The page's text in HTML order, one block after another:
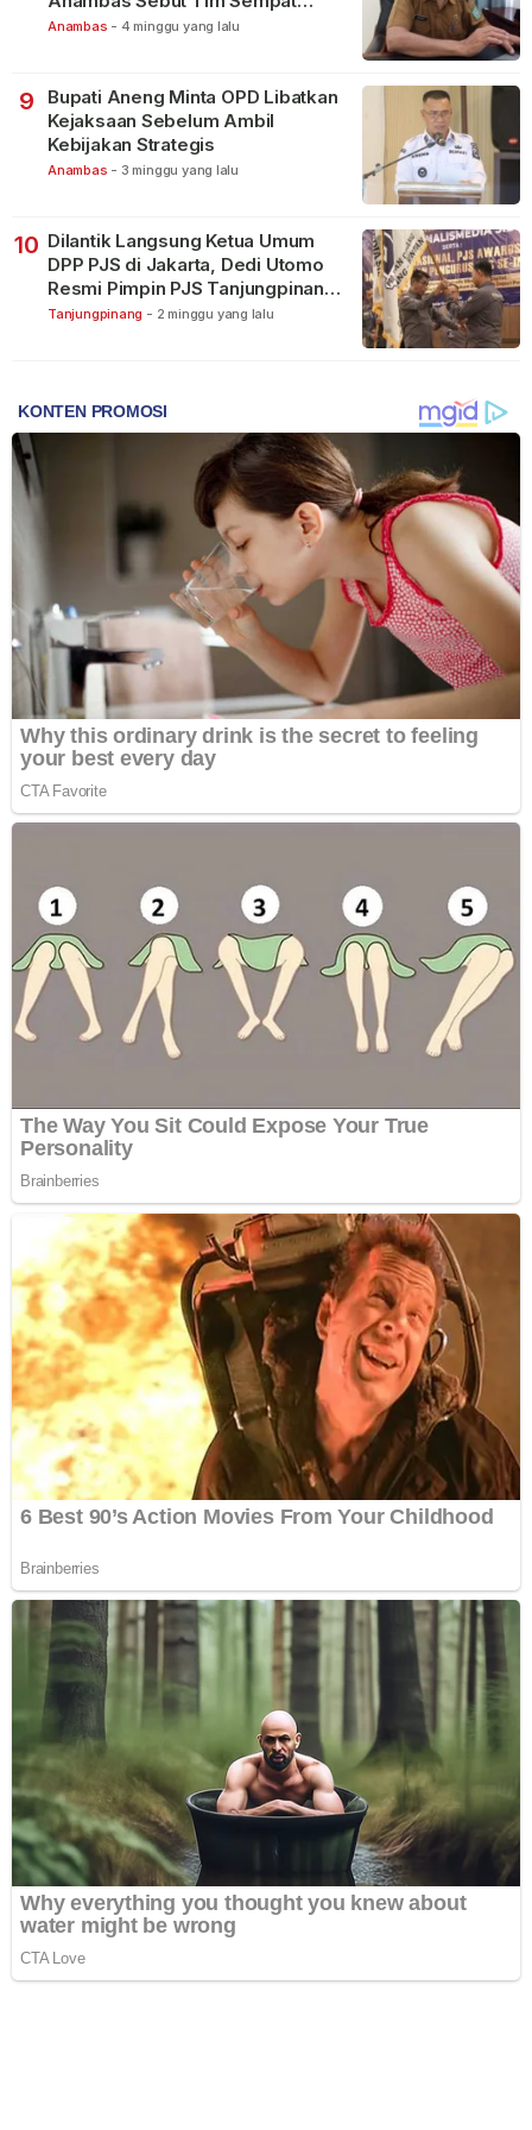
Terbagi Tangani Kasus Lain
Anambas - 4 minggu yang lalu
9
Bupati Aneng Minta OPD Libatkan
Kejaksaan Sebelum Ambil
Kebijakan Strategis
Anambas - 3 minggu yang lalu
10 Dilantik Langsung Ketua Umum
DPP PJS di Jakarta, Dedi Utomo
Resmi Pimpin PJS Tanjungpinang-
Bintan
Tanjungpinang - 2 minggu yang lalu